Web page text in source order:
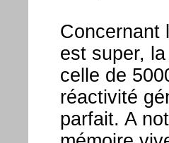
Concernant
est super,
celle de
réactivité
parfait. A